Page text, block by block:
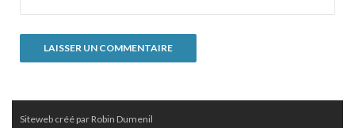
Siteweb créé par Robin Dumenil